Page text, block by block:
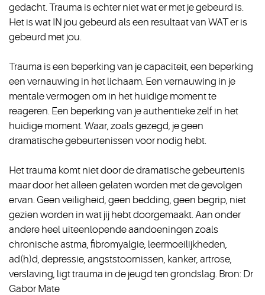
gedacht. Trauma is echter niet wat er met je gebeurd is.
Het is wat IN jou gebeurd als een resultaat van WAT er is
gebeurd met jou.
Trauma is een beperking van je capaciteit, een beperking
een vernauwing in het lichaam. Een vernauwing in je
mentale vermogen om in het huidige moment te
reageren. Een beperking van je authentieke zelf in het
huidige moment. Waar, zoals gezegd, je geen
dramatische gebeurtenissen voor nodig hebt.
Het trauma komt niet door de dramatische gebeurtenis
maar door het alleen gelaten worden met de gevolgen
ervan. Geen veiligheid, geen bedding, geen begrip, niet
gezien worden in wat jij hebt doorgemaakt. Aan onder
andere heel uiteenlopende aandoeningen zoals
chronische astma, fibromyalgie, leermoeilijkheden,
ad(h)d, depressie, angststoornissen, kanker, artrose,
verslaving, ligt trauma in de jeugd ten grondslag. Bron: Dr
Gabor Mate